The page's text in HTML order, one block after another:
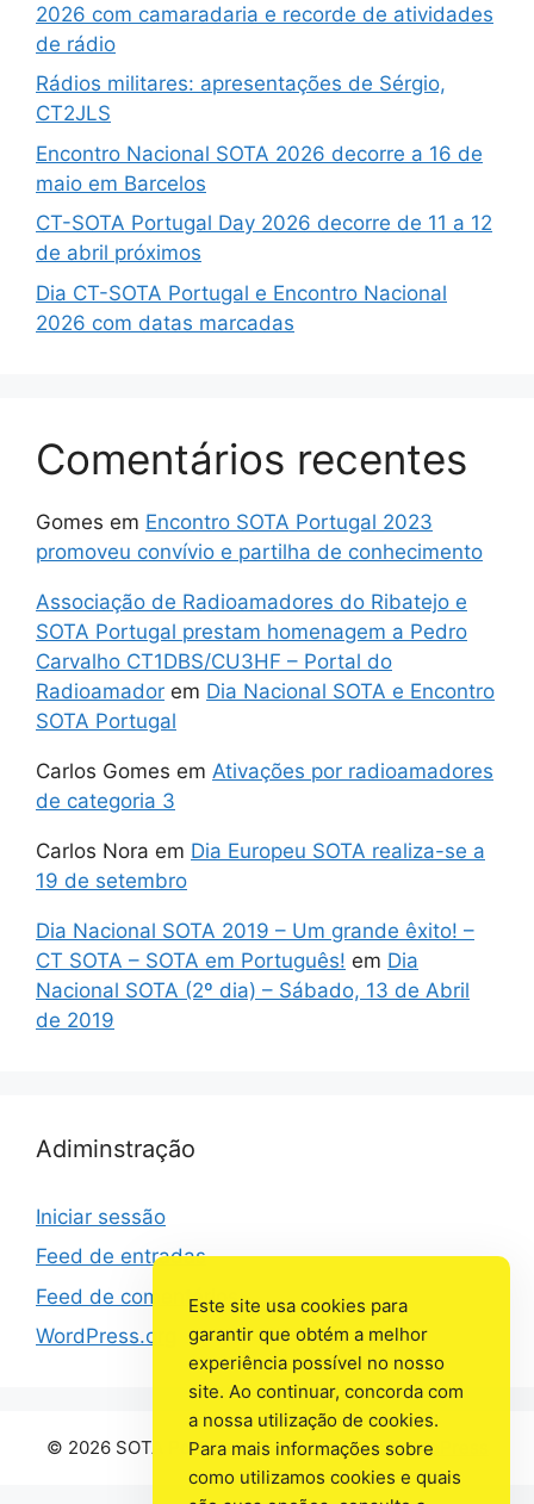
2026 com camaradaria e recorde de atividades
de rádio
Rádios militares: apresentações de Sérgio,
CT2JLS
Encontro Nacional SOTA 2026 decorre a 16 de
maio em Barcelos
CT-SOTA Portugal Day 2026 decorre de 11 a 12
de abril próximos
Dia CT-SOTA Portugal e Encontro Nacional
2026 com datas marcadas
Comentários recentes
Gomes em Encontro SOTA Portugal 2023
promoveu convívio e partilha de conhecimento
Associação de Radioamadores do Ribatejo e
SOTA Portugal prestam homenagem a Pedro
Carvalho CT1DBS/CU3HF – Portal do
Radioamador em Dia Nacional SOTA e Encontro
SOTA Portugal
Carlos Gomes em Ativações por radioamadores
de categoria 3
Carlos Nora em Dia Europeu SOTA realiza-se a
19 de setembro
Dia Nacional SOTA 2019 – Um grande êxito! –
CT SOTA – SOTA em Português! em Dia
Nacional SOTA (2º dia) – Sábado, 13 de Abril
de 2019
Adiminstração
Iniciar sessão
Feed de entradas
Feed de comentários
WordPress.org
© 2026 SOTA Portugal• Criado comGeneratePress
Este site usa cookies para
garantir que obtém a melhor
experiência possível no nosso
site. Ao continuar, concorda com
a nossa utilização de cookies.
Para mais informações sobre
como utilizamos cookies e quais